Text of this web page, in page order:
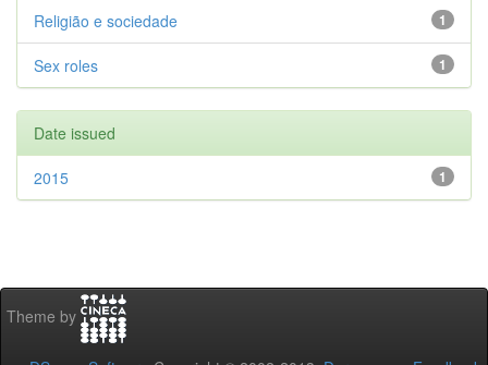
1
Religião e sociedade
1
Sex roles
Date issued
1
2015
Theme by